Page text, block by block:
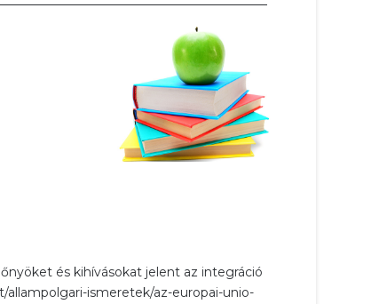
és kihívásokat jelent az integráció
ismeretek/az-europai-unio-